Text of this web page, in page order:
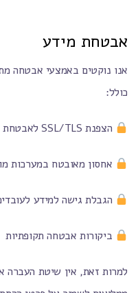
אבטחת מידע
אנו נוקטים באמצעי אבטחה
כולל:
הצפנת SSL/TLS לאבטחת העברת נתונים
אחסון מאובטח במערכות
הגבלת גישה למידע
ביקורות אבטחה תקופתיות